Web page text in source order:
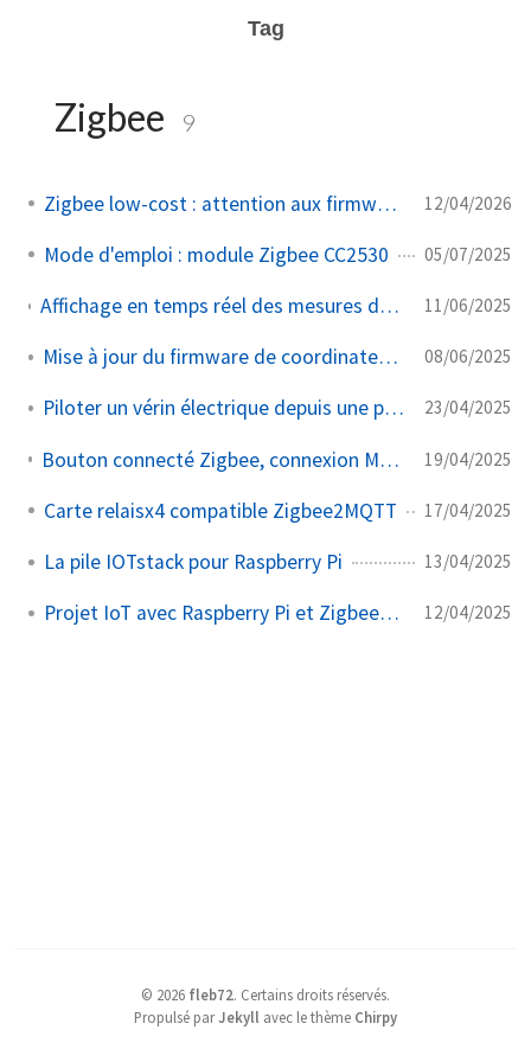
Tag
Zigbee 9
Zigbee low-cost : attention aux firmwares 12/04/2026
Mode d'emploi : module Zigbee CC2530 05/07/2025
Affichage en temps réel des mesures de température et humidité du capteur Zigbee SNZB-02P avec FastAPI et MQTT 11/06/2025
Mise à jour du firmware de coordinateur Zigbee 08/06/2025
Piloter un vérin électrique depuis une page Web en Zigbee 23/04/2025
Bouton connecté Zigbee, connexion MQTT en Python avec Eclipse Paho-MQTT 19/04/2025
Carte relaisx4 compatible Zigbee2MQTT 17/04/2025
La pile IOTstack pour Raspberry Pi 13/04/2025
Projet IoT avec Raspberry Pi et Zigbee2MQTT 12/04/2025
© 2026 fleb72. Certains droits réservés.
Propulsé parJekyll avec le thème Chirpy